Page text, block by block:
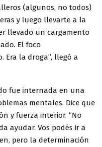
(algunos, no todos)
y luego llevarte a la
llevado un cargamento
El foco
Era la droga”, llegó a
fue internada en una
mentales. Dice que
y fuerza interior. “No
ayudar. Vos podés ir a
pero la determinación